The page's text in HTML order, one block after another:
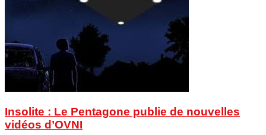
Insolite : Le Pentagone publie de nouvelles
vidéos d’OVNI